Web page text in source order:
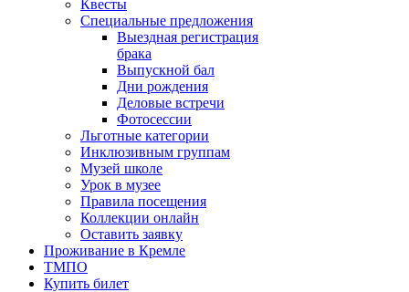
Квесты
Специальные предложения
Выездная регистрация
брака
Выпускной бал
Дни рождения
Деловые встречи
Фотосессии
Льготные категории
Инклюзивным группам
Музей школе
Урок в музее
Правила посещения
Коллекции онлайн
Оставить заявку
Проживание в Кремле
ТМПО
Купить билет